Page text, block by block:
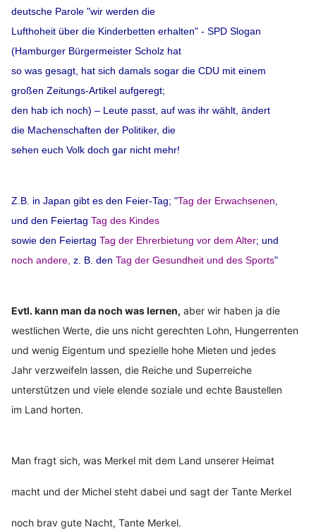
deutsche Parole "wir werden die
Lufthoheit über die Kinderbetten erhalten" - SPD Slogan
(Hamburger Bürgermeister Scholz hat
so was gesagt, hat sich damals sogar die CDU mit einem
großen Zeitungs-Artikel aufgeregt;
den hab ich noch) – Leute passt, auf was ihr wählt, ändert
die Machenschaften der Politiker, die
sehen euch Volk doch gar nicht mehr!
Z.B. in Japan gibt es den Feier-Tag; "Tag der Erwachsenen,
und den Feiertag Tag des Kindes
sowie den Feiertag Tag der Ehrerbietung vor dem Alter; und
noch andere, z. B. den Tag der Gesundheit und des Sports"
Evtl. kann man da noch was lernen, aber wir haben ja die
westlichen Werte, die uns nicht gerechten Lohn, Hungerrenten
und wenig Eigentum und spezielle hohe Mieten und jedes
Jahr verzweifeln lassen, die Reiche und Superreiche
unterstützen und viele elende soziale und echte Baustellen
im Land horten.
Man fragt sich, was Merkel mit dem Land unserer Heimat
macht und der Michel steht dabei und sagt der Tante Merkel
noch brav gute Nacht, Tante Merkel.